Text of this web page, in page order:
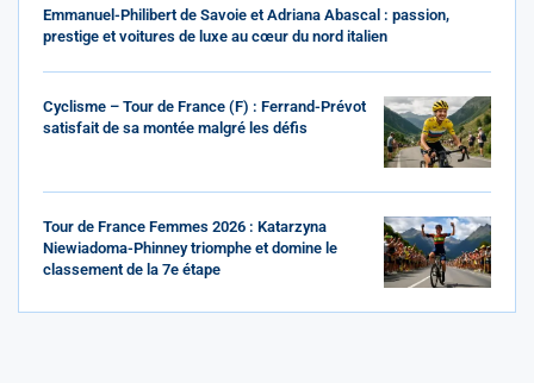
Emmanuel-Philibert de Savoie et Adriana Abascal : passion,
prestige et voitures de luxe au cœur du nord italien
Cyclisme – Tour de France (F) : Ferrand-Prévot
satisfait de sa montée malgré les défis
Tour de France Femmes 2026 : Katarzyna
Niewiadoma-Phinney triomphe et domine le
classement de la 7e étape